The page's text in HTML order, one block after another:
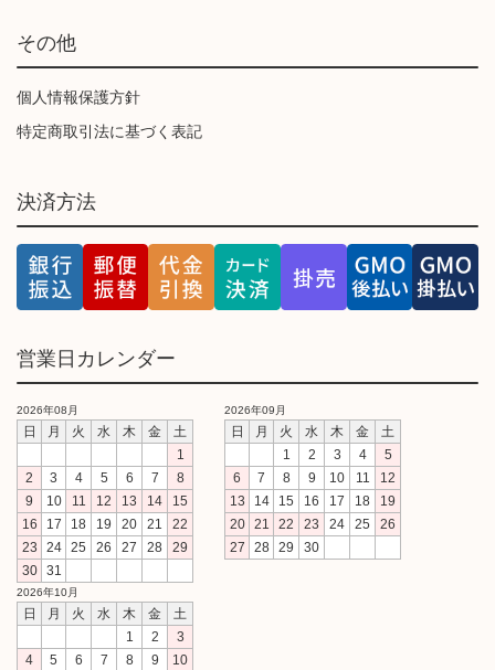
その他
個人情報保護方針
特定商取引法に基づく表記
決済方法
営業日カレンダー
2026年08月
日 月 火 水 木 金
土
1
2
3 4 5 6 7
8
9
10 11 12 13 14
15
16
17 18 19 20 21
22
23
24 25 26 27 28
29
30
31
2026年09月
日 月 火 水 木 金
土
1
2 3 4
5
6
7 8 9 10 11
12
13
14 15 16 17 18
19
20
21 22 23 24 25
26
27
28 29 30
2026年10月
日 月 火 水 木 金
土
1
2
3
4
5 6 7 8 9 10